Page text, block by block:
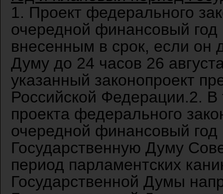
1. Проект федерального
очередной финансовый
внесенным в срок, если он
Думу до 24 часов 26
указанный законопроект
Российской Федерации.2. В
проекта федерального
очередной финансовый
Государственную Думу
период парламентских
Государственной Думы